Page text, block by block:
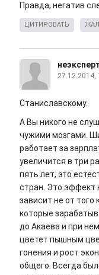
Правда, негатив
ЦИТИРОВАТЬ
27.12.2014,
Станиславскому.
А Вы никого не
чужими мозгами.
работает за
увеличится в три
пять лет, это
стран. Это эффект
зависит не от того
которые
до Акаева и при
цветет пышным
гонения и рост
общего. Всегда